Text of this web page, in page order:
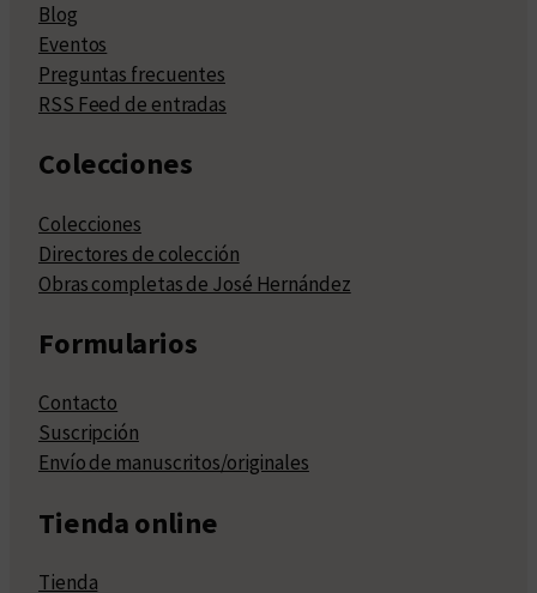
Blog
Eventos
Preguntas frecuentes
RSS Feed de entradas
Colecciones
Colecciones
Directores de colección
Obras completas de José Hernández
Formularios
Contacto
Suscripción
Envío de manuscritos/originales
Tienda online
Tienda